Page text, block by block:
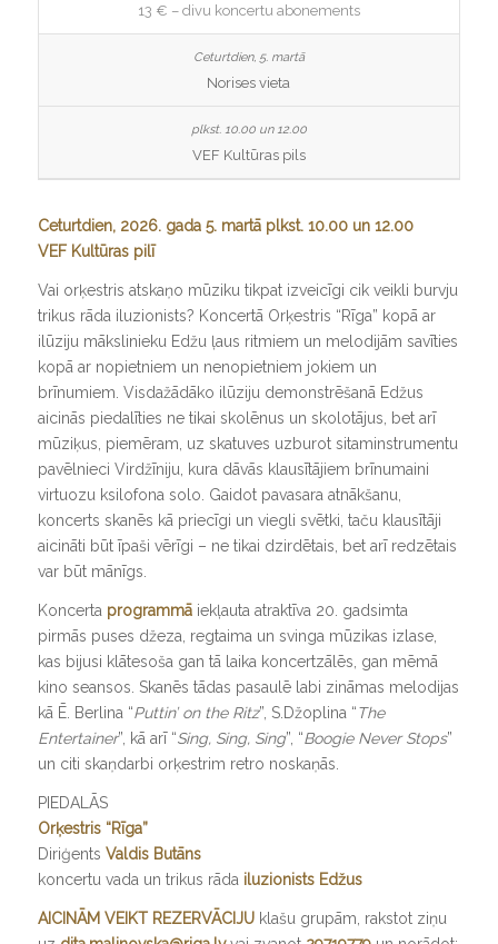
13 € – divu koncertu abonements
Norises vieta
VEF Kultūras pils
Ceturtdien, 2026. gada 5. martā plkst. 10.00 un 12.00
VEF Kultūras pilī
Vai orķestris atskaņo mūziku tikpat izveicīgi cik veikli burvju
trikus rāda iluzionists? Koncertā Orķestris “Rīga” kopā ar
ilūziju mākslinieku Edžu ļaus ritmiem un melodijām savīties
kopā ar nopietniem un nenopietniem jokiem un
brīnumiem. Visdažādāko ilūziju demonstrēšanā Edžus
aicinās piedalīties ne tikai skolēnus un skolotājus, bet arī
mūziķus, piemēram, uz skatuves uzburot sitaminstrumentu
pavēlnieci Virdžīniju, kura dāvās klausītājiem brīnumaini
virtuozu ksilofona solo. Gaidot pavasara atnākšanu,
koncerts skanēs kā priecīgi un viegli svētki, taču klausītāji
aicināti būt īpaši vērīgi – ne tikai dzirdētais, bet arī redzētais
var būt mānīgs.
Koncerta programmāiekļauta atraktīva 20. gadsimta
pirmās puses džeza, regtaima un svinga mūzikas izlase,
kas bijusi klātesoša gan tā laika koncertzālēs, gan mēmā
kino seansos. Skanēs tādas pasaulē labi zināmas melodijas
kā Ē. Berlina “Puttin’ on the Ritz”, S.Džoplina “The
Entertainer”, kā arī “Sing, Sing, Sing”, “Boogie Never Stops”
un citi skaņdarbi orķestrim retro noskaņās.
PIEDALĀS
Orķestris “Rīga”
Diriģents Valdis Butāns
koncertu vada un trikus rāda iluzionists Edžus
AICINĀM VEIKT REZERVĀCIJU klašu grupām, rakstot ziņu